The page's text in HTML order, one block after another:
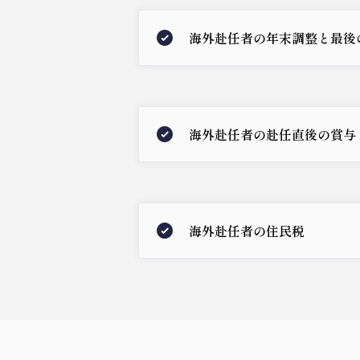
海外赴任者の年末調整と最
海外赴任者の赴任直後の賞与
海外赴任者の住民税